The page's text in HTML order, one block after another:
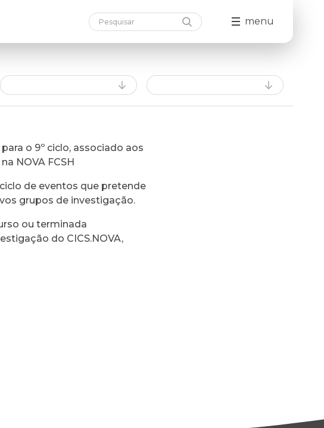
menu
o 9º ciclo, associado aos
NOVA FCSH
de eventos que pretende
grupos de investigação.
ou terminada
do CICS.NOVA,